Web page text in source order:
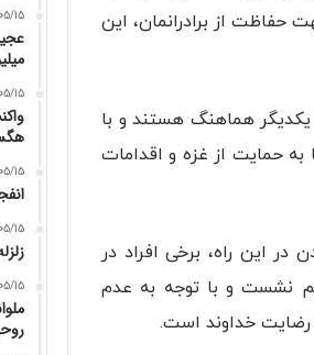
حفاظت از برادرانمان، این
یکدیگر هماهنگ هستند و با
حمایت از غزه و اقدامات
این راه، برخی افراد در
نشست و با توجه به عدم
رضایت خداوند است.
15
15
15
15
زلزله ۴ ریشتری
15